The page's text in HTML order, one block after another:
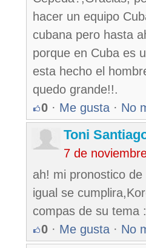
hacer un equipo
cubana pero hasta
porque en Cuba es
esta hecho el
quedo grande!!.
0 · Me gusta · No
Toni
7 de
ah! mi pronostico
igual se
compas de su tema
0 · Me gusta · No